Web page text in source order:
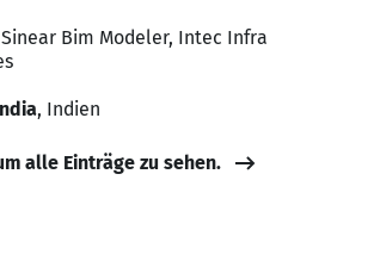
Bim Modeler, Intec Infra
, Indien
alle Einträge zu sehen.